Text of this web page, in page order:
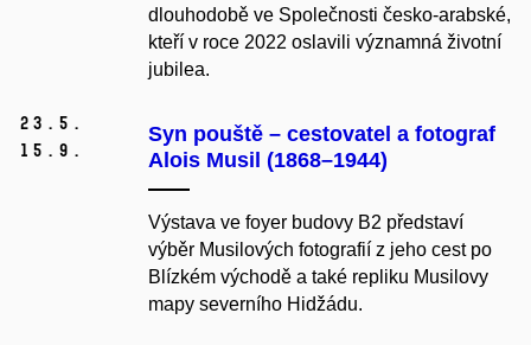
dlouhodobě ve Společnosti česko-arabské,
kteří v roce 2022 oslavili významná životní
jubilea.
23. 5.
15. 9.
Syn pouště – cestovatel a fotograf
Alois Musil (1868–1944)
Výstava ve foyer budovy B2 představí
výběr Musilových fotografií z jeho cest po
Blízkém východě a také repliku Musilovy
mapy severního Hidžádu.